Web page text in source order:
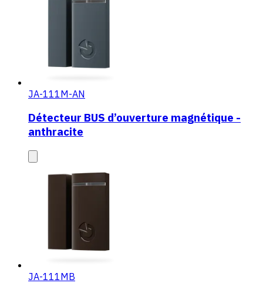
JA-111M-AN
Détecteur BUS d’ouverture magnétique -
anthracite
JA-111MB